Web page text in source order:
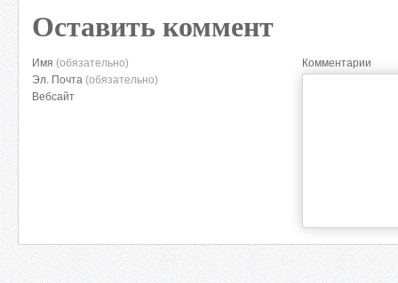
Оставить коммент
Имя (обязательно)
Эл. Почта (обязательно)
Вебсайт
Комментарии